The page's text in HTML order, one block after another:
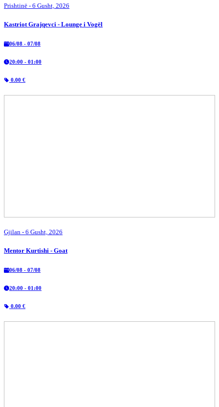
Prishtinë - 6 Gusht, 2026
Kastriot Grajqevci - Lounge i Vogël
06/08 - 07/08
20:00 - 01:00
0.00 €
Gjilan - 6 Gusht, 2026
Mentor Kurtishi - Goat
06/08 - 07/08
20:00 - 01:00
0.00 €